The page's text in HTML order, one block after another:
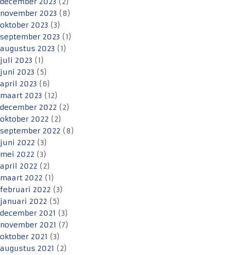
november 2023 (8)
oktober 2023 (3)
september 2023 (1)
augustus 2023 (1)
juli 2023 (1)
juni 2023 (5)
april 2023 (6)
maart 2023 (12)
december 2022 (2)
oktober 2022 (2)
september 2022 (8)
juni 2022 (3)
mei 2022 (3)
april 2022 (2)
maart 2022 (1)
februari 2022 (3)
januari 2022 (5)
december 2021 (3)
november 2021 (7)
oktober 2021 (3)
augustus 2021 (2)